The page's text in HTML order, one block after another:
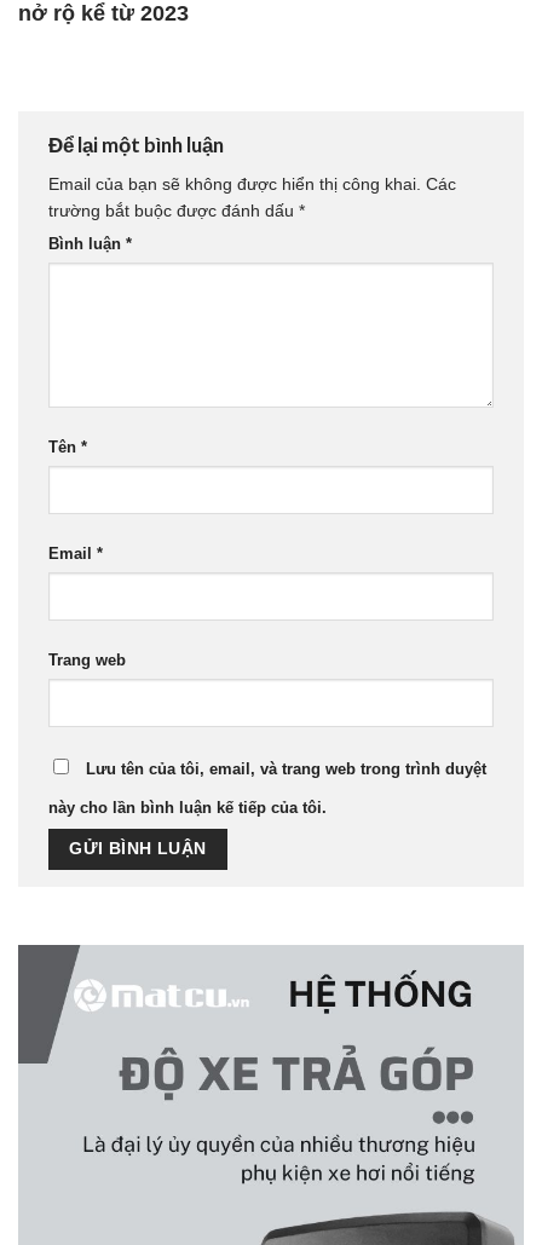
nở rộ kể từ 2023
Để lại một bình luận
Email của bạn sẽ không được hiển thị công khai. Các
trường bắt buộc được đánh dấu *
Bình luận *
Tên *
Email *
Trang web
Lưu tên của tôi, email, và trang web trong trình duyệt
này cho lần bình luận kế tiếp của tôi.